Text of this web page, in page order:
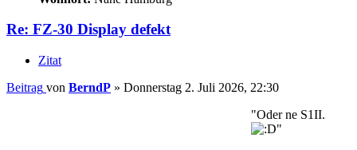
Re: FZ-30 Display defekt
Zitat
Beitrag von BerndP » Donnerstag 2. Juli 2026, 22:30
"Oder ne S1II.
"